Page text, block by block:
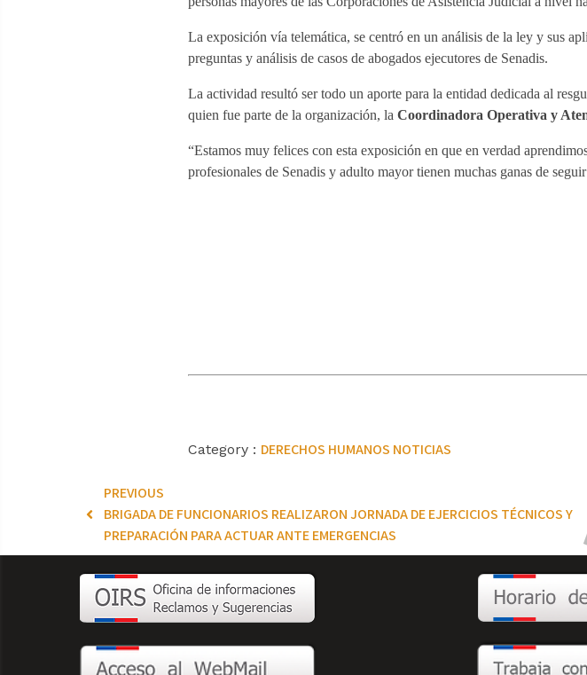
La exposición vía telemática, se centró en un análisis de la ley y sus
preguntas y análisis de casos de abogados ejecutores de Senadis.
La actividad resultó ser todo un aporte para la entidad dedicada al
quien fue parte de la organización, la Coordinadora Operativa y
“Estamos muy felices con esta exposición en que en verdad
profesionales de Senadis y adulto mayor tienen muchas ganas de
Category : DERECHOS HUMANOS NOTICIAS
PREVIOUS
BRIGADA DE FUNCIONARIOS REALIZARON JORNADA DE EJERCICIOS TÉCNICOS Y
PREPARACIÓN PARA ACTUAR ANTE EMERGENCIAS